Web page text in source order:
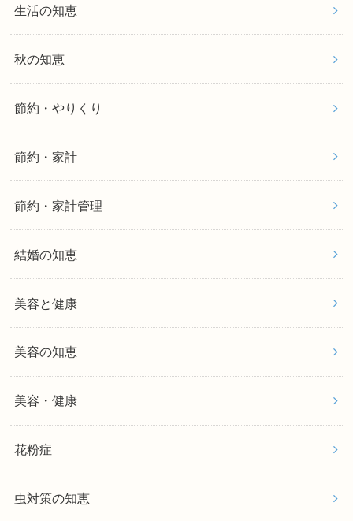
生活の知恵
秋の知恵
節約・やりくり
節約・家計
節約・家計管理
結婚の知恵
美容と健康
美容の知恵
美容・健康
花粉症
虫対策の知恵